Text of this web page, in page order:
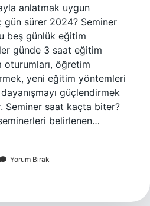
anlatmak uygun
gün sürer 2024? Seminer
beş günlük eğitim
günde 3 saat eğitim
oturumları, öğretim
yeni eğitim yöntemleri
güçlendirmek
Seminer saat kaçta biter?
belirlenen…
Yorum Bırak